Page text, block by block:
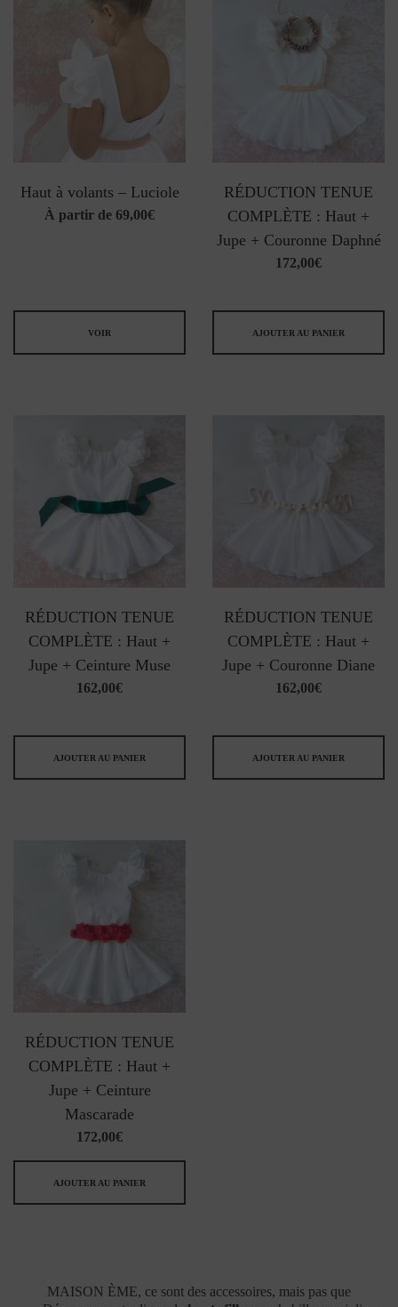
Haut à volants – Luciole
À partir de 69,00€
VOIR
RÉDUCTION TENUE
COMPLÈTE : Haut +
Jupe + Couronne Daphné
172,00€
AJOUTER AU PANIER
RÉDUCTION TENUE
COMPLÈTE : Haut +
Jupe + Ceinture Muse
162,00€
AJOUTER AU PANIER
RÉDUCTION TENUE
COMPLÈTE : Haut +
Jupe + Couronne Diane
162,00€
AJOUTER AU PANIER
RÉDUCTION TENUE
COMPLÈTE : Haut +
Jupe + Ceinture
Mascarade
172,00€
AJOUTER AU PANIER
MAISON ÈME, ce sont des accessoires, mais pas que